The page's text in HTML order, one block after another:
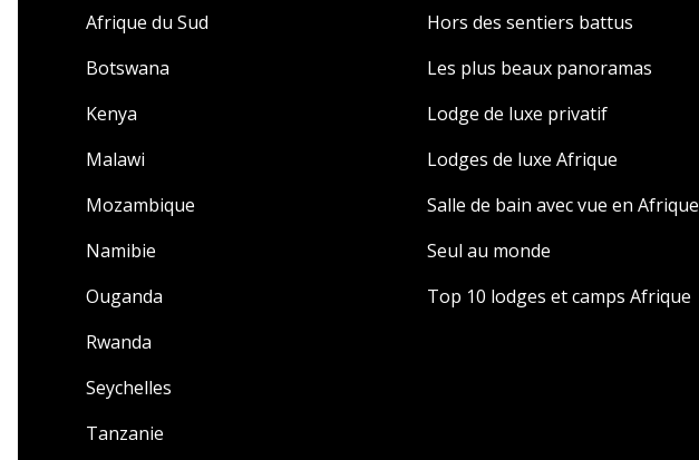
Afrique du Sud
Botswana
Kenya
Malawi
Mozambique
Namibie
Ouganda
Rwanda
Seychelles
Tanzanie
Hors des sentiers battus
Les plus beaux panoramas
Lodge de luxe privatif
Lodges de luxe Afrique
Salle de bain avec vue en Afrique
Seul au monde
Top 10 lodges et camps Afrique